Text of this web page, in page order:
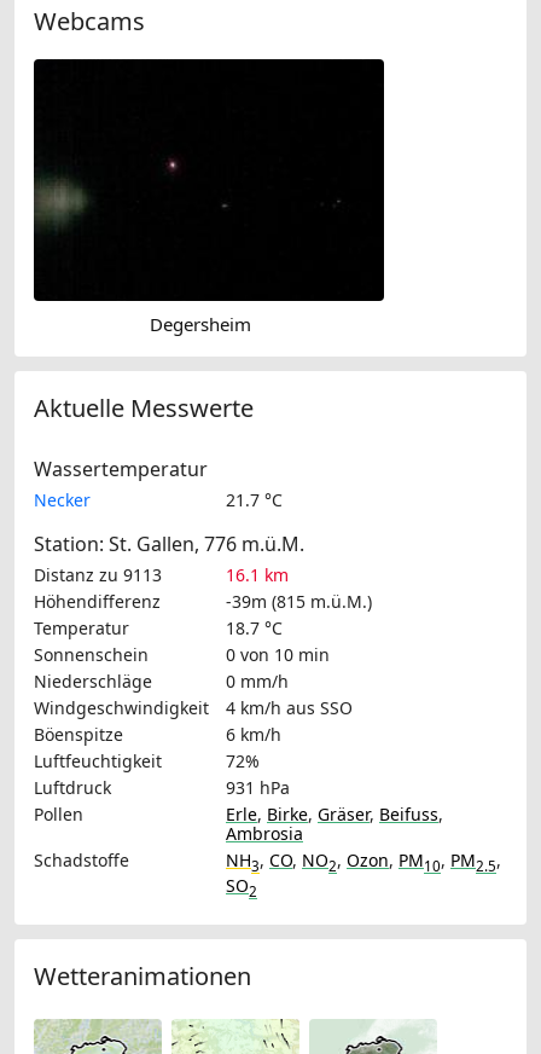
Webcams
Degersheim
Aktuelle Messwerte
Wassertemperatur
Necker 21.7 °C
Station: St. Gallen, 776 m.ü.M.
Distanz zu 9113
16.1 km
Höhendifferenz
-39m (815 m.ü.M.)
Temperatur
18.7 °C
Sonnenschein
0 von 10 min
Niederschläge
0 mm/h
Windgeschwindigkeit
4 km/h aus SSO
Böenspitze
6 km/h
Luftfeuchtigkeit
72%
Luftdruck
931 hPa
Pollen
Erle, Birke, Gräser, Beifuss,
Ambrosia
Schadstoffe
NH3, CO, NO2, Ozon, PM10, PM2.5,
SO2
Wetteranimationen